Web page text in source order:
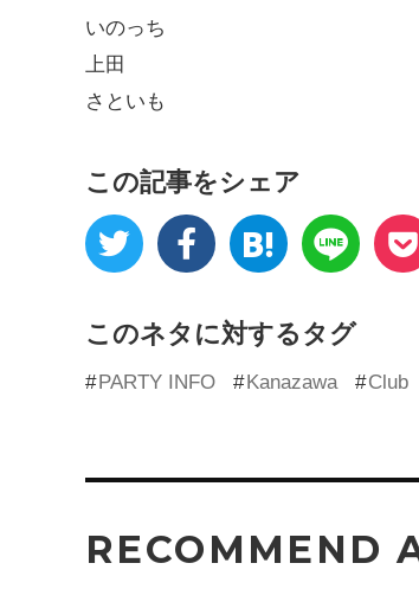
いのっち
上田
さといも
この記事をシェア
このネタに対するタグ
PARTY INFO Kanazawa Club
RECOMMEND